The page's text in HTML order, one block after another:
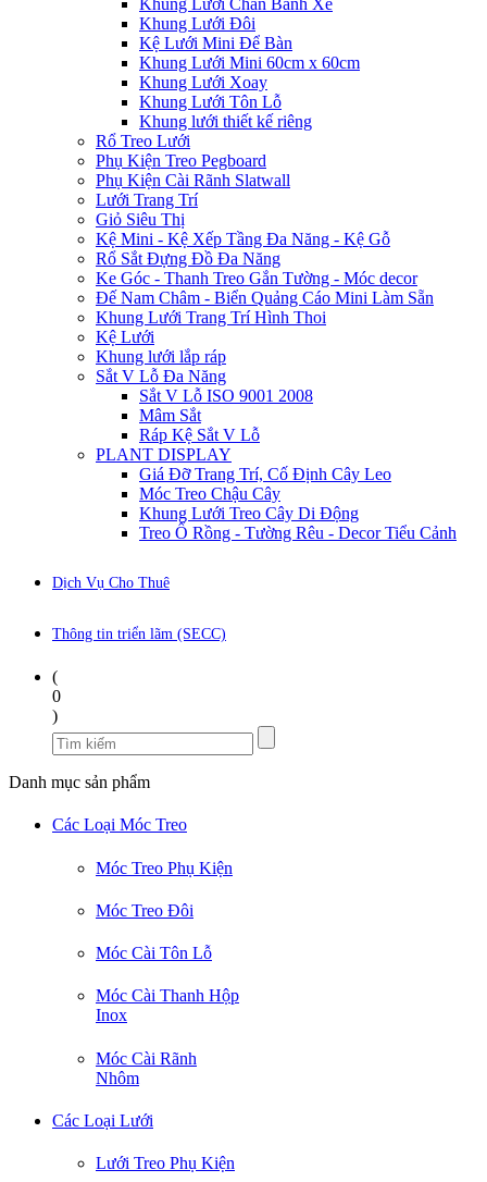
Khung Lưới Chân Bánh Xe
Khung Lưới Đôi
Kệ Lưới Mini Để Bàn
Khung Lưới Mini 60cm x 60cm
Khung Lưới Xoay
Khung Lưới Tôn Lỗ
Khung lưới thiết kế riêng
Rổ Treo Lưới
Phụ Kiện Treo Pegboard
Phụ Kiện Cài Rãnh Slatwall
Lưới Trang Trí
Giỏ Siêu Thị
Kệ Mini - Kệ Xếp Tầng Đa Năng - Kệ Gỗ
Rổ Sắt Đựng Đồ Đa Năng
Ke Góc - Thanh Treo Gắn Tường - Móc decor
Đế Nam Châm - Biển Quảng Cáo Mini Làm Sẵn
Khung Lưới Trang Trí Hình Thoi
Kệ Lưới
Khung lưới lắp ráp
Sắt V Lỗ Đa Năng
Sắt V Lỗ ISO 9001 2008
Mâm Sắt
Ráp Kệ Sắt V Lỗ
PLANT DISPLAY
Giá Đỡ Trang Trí, Cố Định Cây Leo
Móc Treo Chậu Cây
Khung Lưới Treo Cây Di Động
Treo Ổ Rồng - Tường Rêu - Decor Tiểu Cảnh
Dịch Vụ Cho Thuê
Thông tin triển lãm (SECC)
(
0
)
Danh mục sản phẩm
Các Loại Móc Treo
Móc Treo Phụ Kiện
Móc Treo Đôi
Móc Cài Tôn Lỗ
Móc Cài Thanh Hộp
Inox
Móc Cài Rãnh
Nhôm
Các Loại Lưới
Lưới Treo Phụ Kiện